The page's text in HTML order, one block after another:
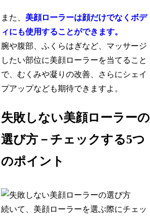
また、 美顔ローラーは顔だけでなくボデ
ィにも使用することができます。
腕や腹部、ふくらはぎなど、マッサージ
したい部位に美顔ローラーを当てること
で、むくみや凝りの改善、さらにシェイ
プアップなども期待できますよ。
失敗しない美顔ローラーの
選び方－チェックする5つ
のポイント
続いて、美顔ローラーを選ぶ際にチェッ